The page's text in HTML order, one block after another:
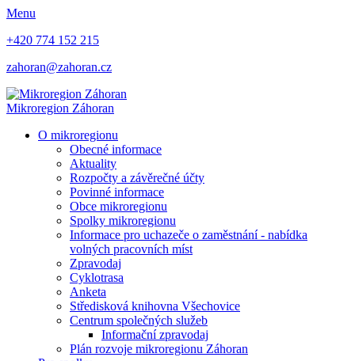
Menu
+420 774 152 215
zahoran@zahoran.cz
Mikroregion Záhoran
O mikroregionu
Obecné informace
Aktuality
Rozpočty a závěrečné účty
Povinné informace
Obce mikroregionu
Spolky mikroregionu
Informace pro uchazeče o zaměstnání - nabídka
volných pracovních míst
Zpravodaj
Cyklotrasa
Anketa
Středisková knihovna Všechovice
Centrum společných služeb
Informační zpravodaj
Plán rozvoje mikroregionu Záhoran